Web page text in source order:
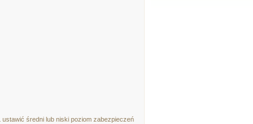
ustawić średni lub niski poziom zabezpieczeń